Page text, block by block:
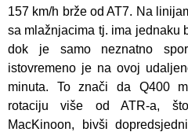
157 km/h brže od AT7. Na
sa mlažnjacima tj. ima jednaku
dok je samo neznatno
istovremeno je na ovoj
minuta. To znači da Q400
rotaciju više od ATR-a,
MacKinoon, bivši